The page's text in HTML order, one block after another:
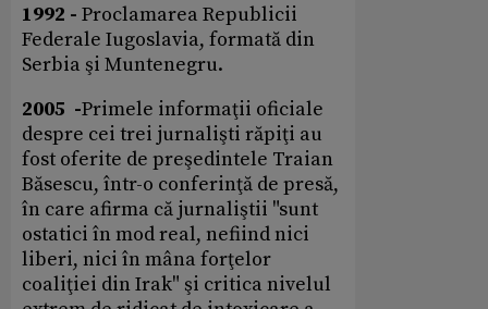
1992 - Proclamarea Republicii
Federale Iugoslavia, formată din
Serbia şi Muntenegru.
2005 -Primele informaţii oficiale
despre cei trei jurnalişti răpiţi au
fost oferite de preşedintele Traian
Băsescu, într-o conferinţă de presă,
în care afirma că jurnaliştii "sunt
ostatici în mod real, nefiind nici
liberi, nici în mâna forţelor
coaliţiei din Irak" şi critica nivelul